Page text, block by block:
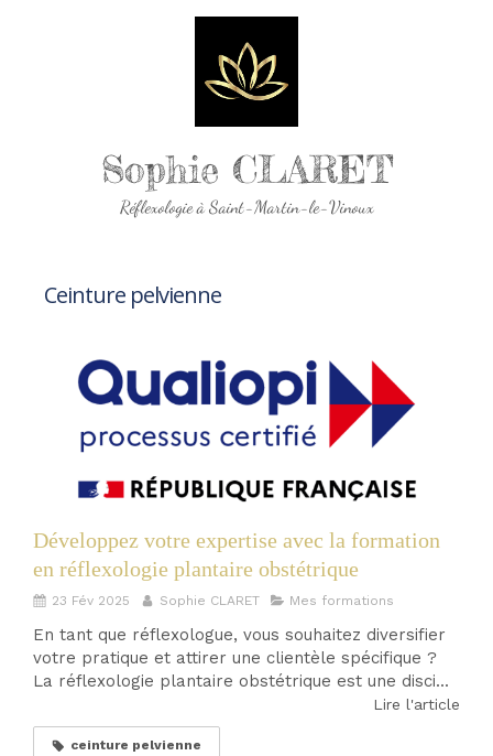
Sophie CLARET
Réflexologie à Saint-Martin-le-Vinoux
Ceinture pelvienne
Développez votre expertise avec la formation
en réflexologie plantaire obstétrique
23 Fév 2025 Sophie CLARET Mes formations
En tant que réflexologue, vous souhaitez diversifier
votre pratique et attirer une clientèle spécifique ?
La réflexologie plantaire obstétrique est une disci...
Lire l'article
ceinture pelvienne